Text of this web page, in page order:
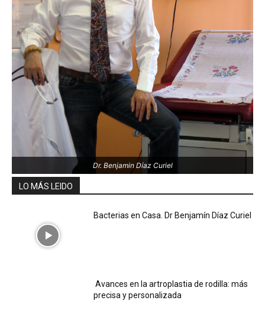
Dr. Benjamin Díaz Curiel
LO MÁS LEIDO
Bacterias en Casa. Dr Benjamín Díaz Curiel
Avances en la artroplastia de rodilla: más
precisa y personalizada